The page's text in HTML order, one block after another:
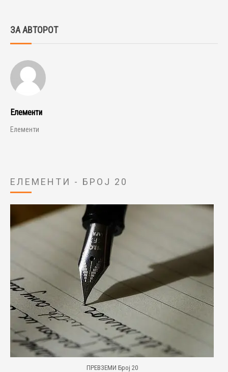
ЗА АВТОРОТ
Елементи
Елементи
ЕЛЕМЕНТИ - БРОЈ 20
ПРЕВЗЕМИ Број 20